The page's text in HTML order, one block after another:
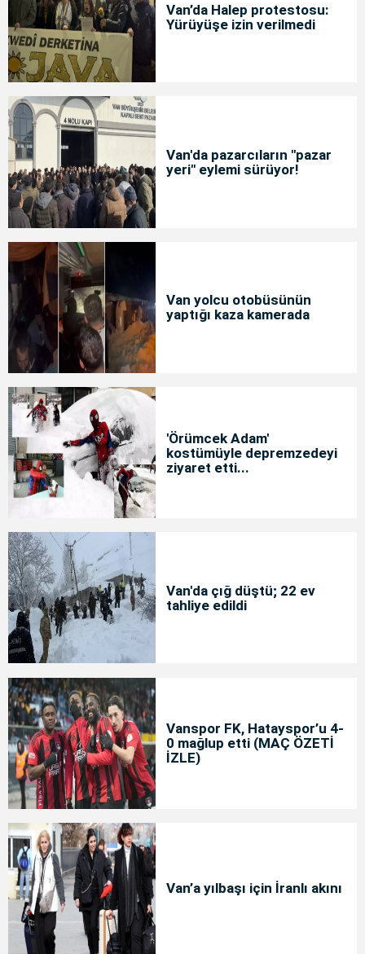
Van’da Halep protestosu:
Yürüyüşe izin verilmedi
Van'da pazarcıların "pazar
yeri" eylemi sürüyor!
Van yolcu otobüsünün
yaptığı kaza kamerada
'Örümcek Adam'
kostümüyle depremzedeyi
ziyaret etti...
Van'da çığ düştü; 22 ev
tahliye edildi
Vanspor FK, Hatayspor’u 4-
0 mağlup etti (MAÇ ÖZETİ
İZLE)
Van’a yılbaşı için İranlı akını